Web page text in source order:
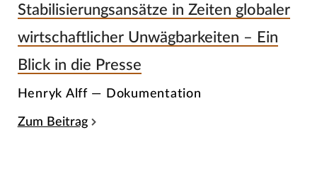
Stabilisierungsansätze in Zeiten globaler
wirtschaftlicher Unwägbarkeiten – Ein
Blick in die Presse
Henryk Alff — Dokumentation
Zum Beitrag